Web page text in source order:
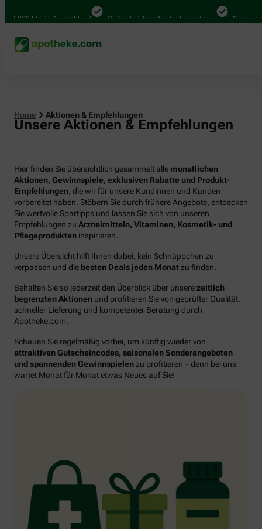
Mal in Deutschland Online bei Ihrer Apotheke bestellen Bequem
Home Aktionen & Empfehlungen
Unsere Aktionen & Empfehlungen
Hier finden Sie übersichtlich gesammelt alle monatlichen
Aktionen, Gewinnspiele, exklusiven Rabatte und Produkt-
Empfehlungen , die wir für unsere Kundinnen und Kunden
vorbereitet haben. Stöbern Sie durch frühere Angebote, entdecken
Sie wertvolle Spartipps und lassen Sie sich von unseren
Empfehlungen zu Arzneimitteln, Vitaminen, Kosmetik- und
Pflegeprodukten inspirieren.
Unsere Übersicht hilft Ihnen dabei, kein Schnäppchen zu
verpassen und die besten Deals jeden Monatzu finden.
Behalten Sie so jederzeit den Überblick über unserezeitlich
begrenzten Aktionen und profitieren Sie von geprüfter Qualität,
schneller Lieferung und kompetenter Beratung durch
Apotheke.com.
Schauen Sie regelmäßig vorbei, um künftig wieder von
attraktiven Gutscheincodes, saisonalen Sonderangeboten
und spannenden Gewinnspielenzu profitieren – denn bei uns
wartet Monat für Monat etwas Neues auf Sie!